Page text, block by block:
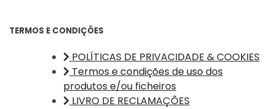
TERMOS E CONDIÇÕES
POLÍTICAS DE PRIVACIDADE & COOKIES
Termos e condições de uso dos
produtos e/ou ficheiros
LIVRO DE RECLAMAÇÕES